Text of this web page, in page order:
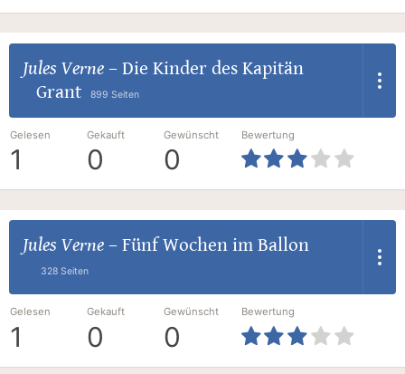
Jules Verne– Die Kinder des Kapitän
Grant
899 Seiten
Gelesen
1
Gekauft
0
Gewünscht
0
Bewertung
Jules Verne– Fünf Wochen im Ballon
328 Seiten
Gelesen
1
Gekauft
0
Gewünscht
0
Bewertung